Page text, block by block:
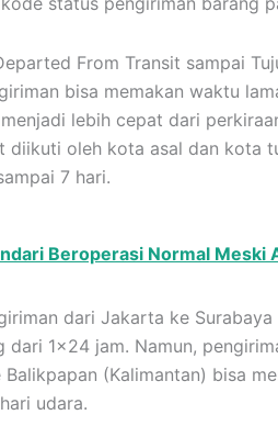
From Transit sampai
bisa memakan waktu
lebih cepat dari
oleh kota asal dan kota
7 hari.
Beroperasi Normal Meski
dari Jakarta ke Surabaya
dari 1×24 jam. Namun,
(Kalimantan) bisa
udara.